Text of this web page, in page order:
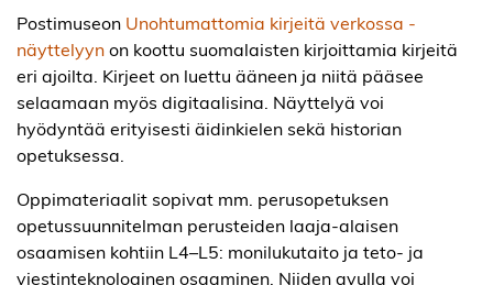
Postimuseon Unohtumattomia kirjeitä verkossa -
näyttelyynon koottu suomalaisten kirjoittamia kirjeitä
eri ajoilta. Kirjeet on luettu ääneen ja niitä pääsee
selaamaan myös digitaalisina. Näyttelyä voi
hyödyntää erityisesti äidinkielen sekä historian
opetuksessa.
Oppimateriaalit sopivat mm. perusopetuksen
opetussuunnitelman perusteiden laaja-alaisen
osaamisen kohtiin L4–L5: monilukutaito ja teto- ja
viestinteknologinen osaaminen. Niiden avulla voi